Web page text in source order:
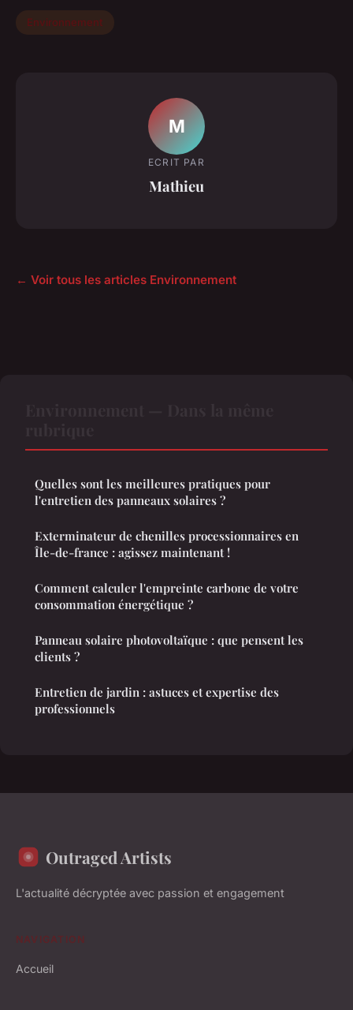
Environnement
M
ECRIT PAR
Mathieu
← Voir tous les articles Environnement
Quelles sont les meilleures pratiques pour
l'entretien des panneaux solaires ?
Exterminateur de chenilles processionnaires en
Île-de-france : agissez maintenant !
Comment calculer l'empreinte carbone de votre
consommation énergétique ?
Panneau solaire photovoltaïque : que pensent les
clients ?
Entretien de jardin : astuces et expertise des
professionnels
Outraged Artists
L'actualité décryptée avec passion et engagement
NAVIGATION
Accueil